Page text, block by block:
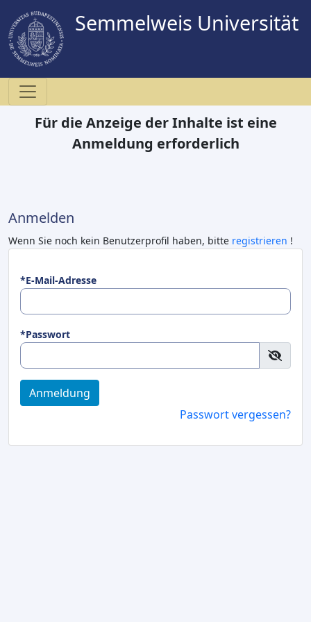
Semmelweis Universität
Für die Anzeige der Inhalte ist eine
Anmeldung erforderlich
Anmelden
Wenn Sie noch kein Benutzerprofil haben, bitte registrieren !
*E-Mail-Adresse
*Passwort
Anmeldung
Passwort vergessen?